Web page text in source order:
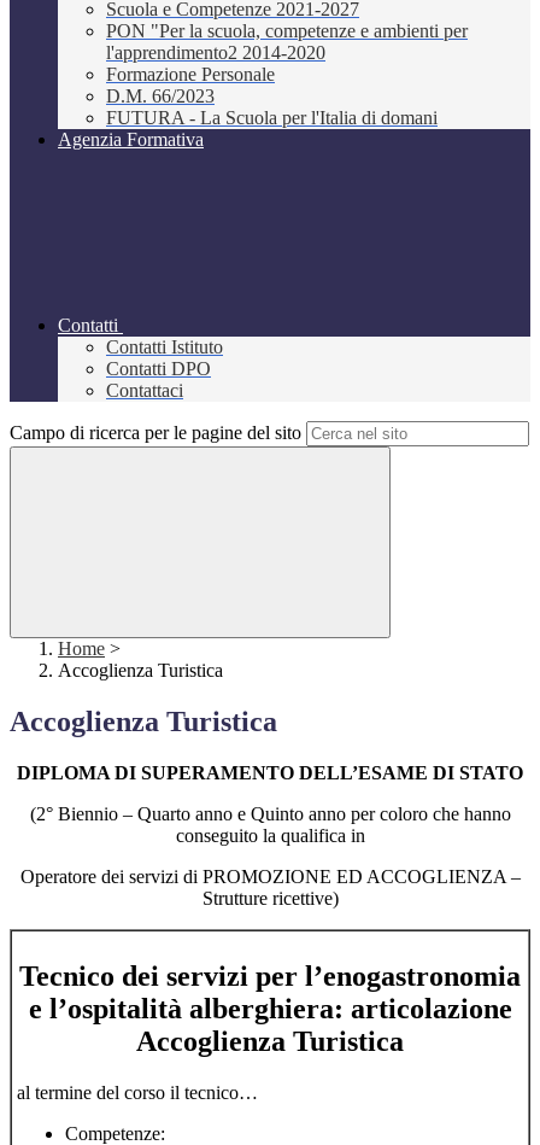
Scuola e Competenze 2021-2027
PON "Per la scuola, competenze e ambienti per
l'apprendimento2 2014-2020
Formazione Personale
D.M. 66/2023
FUTURA - La Scuola per l'Italia di domani
Agenzia Formativa
Contatti
Contatti Istituto
Contatti DPO
Contattaci
Campo di ricerca per le pagine del sito
Home >
Accoglienza Turistica
Accoglienza Turistica
DIPLOMA DI SUPERAMENTO DELL’ESAME DI STATO
(2° Biennio – Quarto anno e Quinto anno per coloro che hanno
conseguito la qualifica in
Operatore dei servizi di PROMOZIONE ED ACCOGLIENZA –
Strutture ricettive)
Tecnico dei servizi per l’enogastronomia
e l’ospitalità alberghiera: articolazione
Accoglienza Turistica
al termine del corso il tecnico…
Competenze: